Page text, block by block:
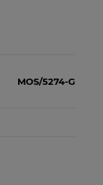
MOS/5274-G